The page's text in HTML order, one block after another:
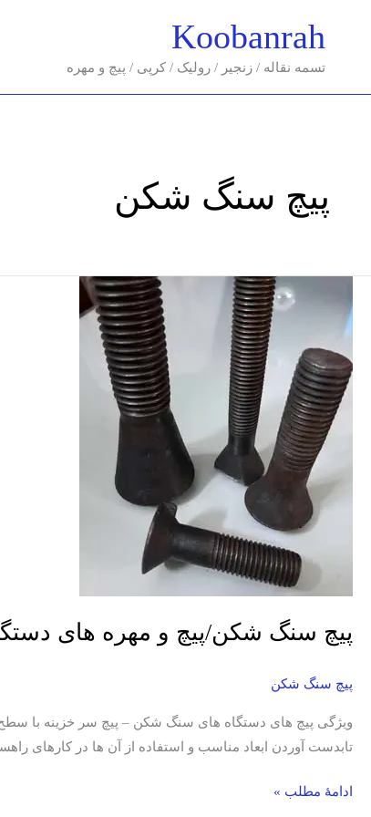
Koobanrah
تسمه نقاله / زنجیر / رولیک / کرپی / پیچ و مهره
پیچ سنگ شکن
پیچ سنگ شکن/پیچ و مهره های
پیچ سنگ شکن
ویژگی پیچ های دستگاه های سنگ شکن – پیچ سر خزینه با
تابدست آوردن ابعاد مناسب و استفاده از آن ها در کارهای
سنگ
شکن/
پیچ
و
مهره
دستگاه
راهسازی/
ادامۀ مطلب »